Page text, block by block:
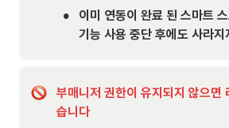
•
이미 연동이 완료 된 스마트
기능 사용 중단 후에도 사라지
부매니저 권한이 유지되지 않으면
습니다